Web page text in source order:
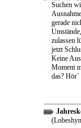
Suchen
gerade
zulassen
jetzt
Keine
Moment
das?